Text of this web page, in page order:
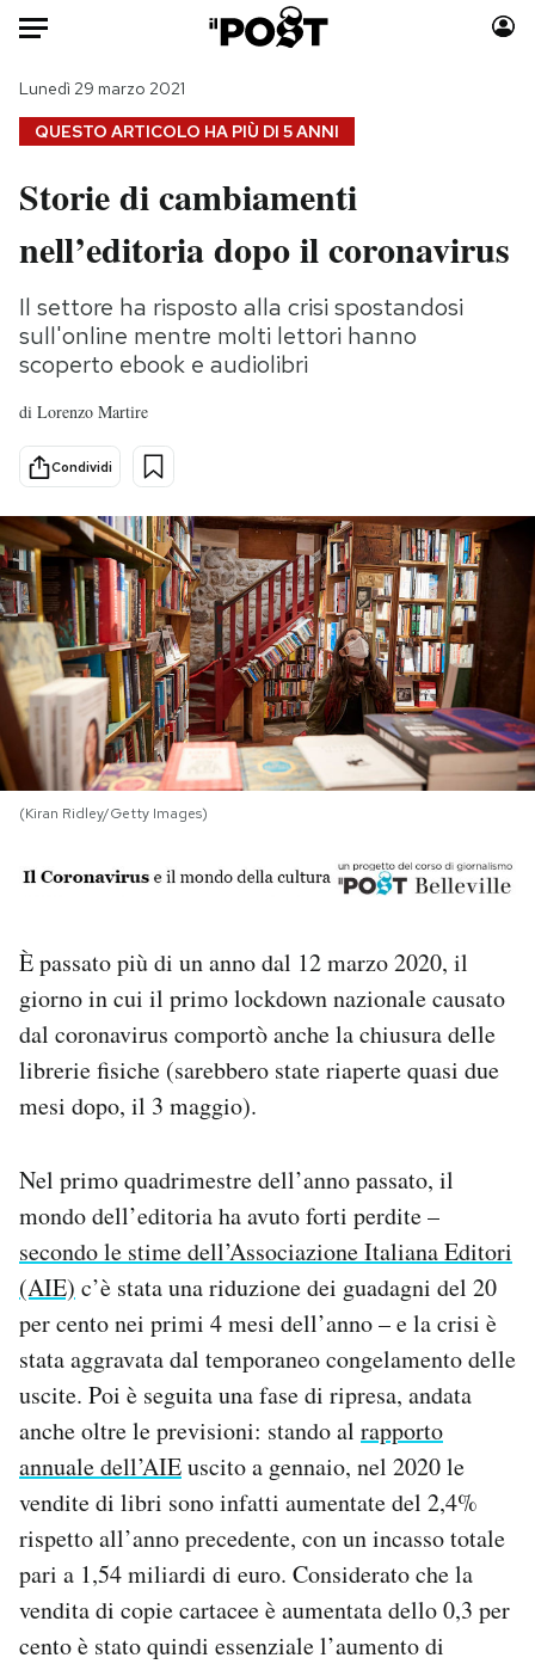
HOME
Italia
Politica
Tecnologia
Internet
Scienza
Cultura
Economia
Sport
Moda
Consumismi
Storie/Idee
Ok Boomer!
Media
PODCAST
NEWSLETTER
I MIEI PREFERITI
SHOP
AREA PERSONALE
Area Personale
Newsletter
Notifiche mobile
Regala il Post
Esci
QUESTO ARTICOLO HA PIÙ DI 5 ANNI
Lunedì 29 marzo 2021
Storie di cambiamenti
nell’editoria dopo il coronavirus
Il settore ha risposto alla crisi spostandosi
sull'online mentre molti lettori hanno
scoperto ebook e audiolibri
di Lorenzo Martire
Condividi
(Kiran Ridley/Getty Images)
È passato più di un anno dal 12 marzo 2020, il
giorno in cui il primo lockdown nazionale causato
dal coronavirus comportò anche la chiusura delle
librerie fisiche (sarebbero state riaperte quasi due
mesi dopo, il 3 maggio).
Nel primo quadrimestre dell’anno passato, il
mondo dell’editoria ha avuto forti perdite –
secondo le stime dell’Associazione Italiana Editori
(AIE) c’è stata una riduzione dei guadagni del 20
per cento nei primi 4 mesi dell’anno – e la crisi è
stata aggravata dal temporaneo congelamento delle
uscite. Poi è seguita una fase di ripresa, andata
anche oltre le previsioni: stando al rapporto
annuale dell’AIEuscito a gennaio, nel 2020 le
vendite di libri sono infatti aumentate del 2,4%
rispetto all’anno precedente, con un incasso totale
pari a 1,54 miliardi di euro. Considerato che la
vendita di copie cartacee è aumentata dello 0,3 per
cento è stato quindi essenziale l’aumento di